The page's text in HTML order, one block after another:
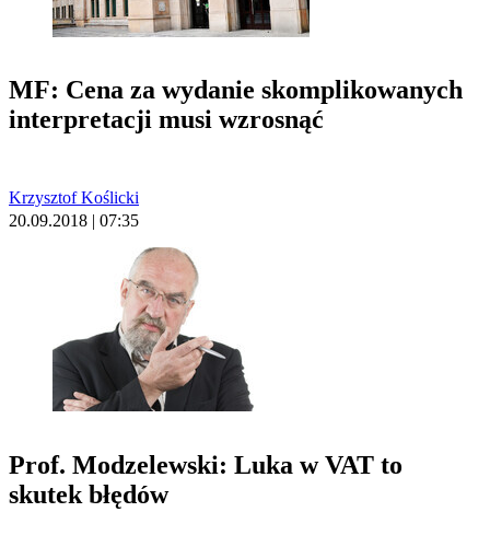
MF: Cena za wydanie skomplikowanych
interpretacji musi wzrosnąć
Krzysztof Koślicki
20.09.2018 | 07:35
Prof. Modzelewski: Luka w VAT to
skutek błędów